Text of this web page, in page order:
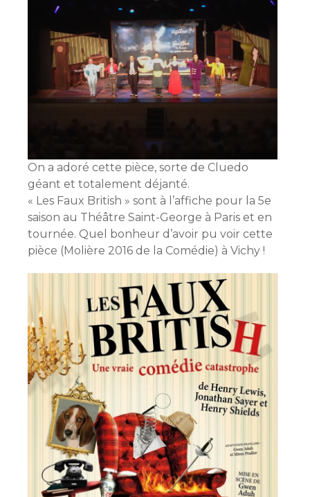
On a adoré cette pièce, sorte de Cluedo
géant et totalement déjanté.
« Les Faux British » sont à l’affiche pour la 5e
saison au Théâtre Saint-George à Paris et en
tournée. Quel bonheur d’avoir pu voir cette
pièce (Molière 2016 de la Comédie) à Vichy !